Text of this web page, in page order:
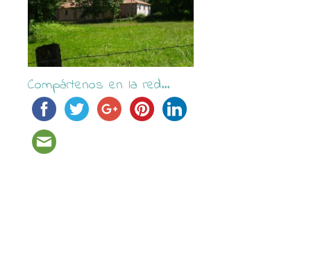
Compártenos en la red...